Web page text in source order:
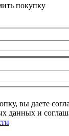
покупку
вы даете
данных и